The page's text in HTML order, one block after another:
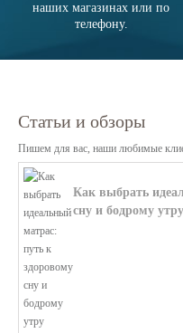
наших магазинах или по
телефону.
Статьи и обзоры
Пишем для вас, наши любимые
Как выбрать
сну и бодрому утру